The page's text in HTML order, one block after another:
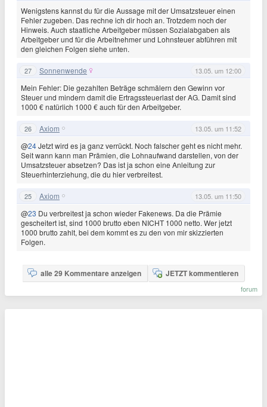
Wenigstens kannst du für die Aussage mit der Umsatzsteuer einen
Fehler zugeben. Das rechne ich dir hoch an. Trotzdem noch der
Hinweis. Auch staatliche Arbeitgeber müssen Sozialabgaben als
Arbeitgeber und für die Arbeitnehmer und Lohnsteuer abführen mit
den gleichen Folgen siehe unten.
27 Sonnenwende 13.05. um 12:00
Mein Fehler: Die gezahlten Beträge schmälern den Gewinn vor
Steuer und mindern damit die Ertragssteuerlast der AG. Damit sind
1000 € natürlich 1000 € auch für den Arbeitgeber.
26 Axiom 13.05. um 11:52
@24Jetzt wird es ja ganz verrückt. Noch falscher geht es nicht mehr.
Seit wann kann man Prämien, die Lohnaufwand darstellen, von der
Umsatzsteuer absetzen? Das ist ja schon eine Anleitung zur
Steuerhinterziehung, die du hier verbreitest.
25 Axiom 13.05. um 11:50
@23 Du verbreitest ja schon wieder Fakenews. Da die Prämie
gescheitert ist, sind 1000 brutto eben NICHT 1000 netto. Wer jetzt
1000 brutto zahlt, bei dem kommt es zu den von mir skizzierten
Folgen.
alle 29 Kommentare anzeigen JETZT kommentieren
forum